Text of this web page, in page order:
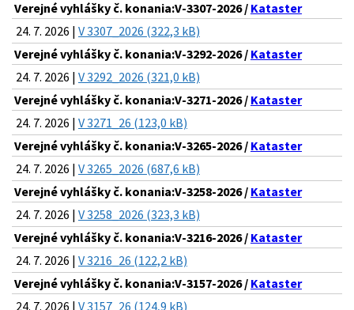
Verejné vyhlášky č. konania:V-3307-2026 / Kataster
24. 7. 2026 | V 3307_2026 (322,3 kB)
Verejné vyhlášky č. konania:V-3292-2026 / Kataster
24. 7. 2026 | V 3292_2026 (321,0 kB)
Verejné vyhlášky č. konania:V-3271-2026 / Kataster
24. 7. 2026 | V 3271_26 (123,0 kB)
Verejné vyhlášky č. konania:V-3265-2026 / Kataster
24. 7. 2026 | V 3265_2026 (687,6 kB)
Verejné vyhlášky č. konania:V-3258-2026 / Kataster
24. 7. 2026 | V 3258_2026 (323,3 kB)
Verejné vyhlášky č. konania:V-3216-2026 / Kataster
24. 7. 2026 | V 3216_26 (122,2 kB)
Verejné vyhlášky č. konania:V-3157-2026 / Kataster
24. 7. 2026 | V 3157_26 (124,9 kB)